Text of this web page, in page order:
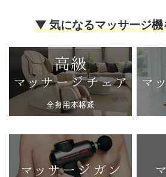
▼ 気になるマッサージ